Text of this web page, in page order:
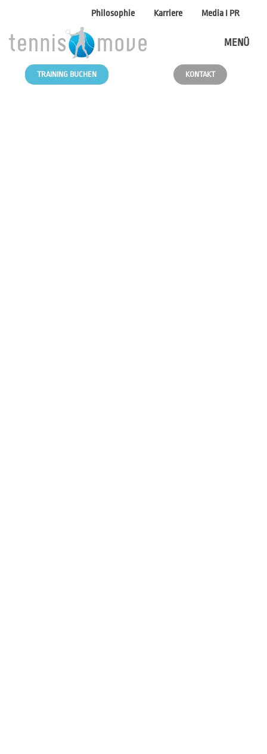
Philosophie Karriere Media I PR
MENÜ
TRAINING BUCHEN KONTAKT